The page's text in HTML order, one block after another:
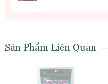
Sản Phẩm Liên Quan